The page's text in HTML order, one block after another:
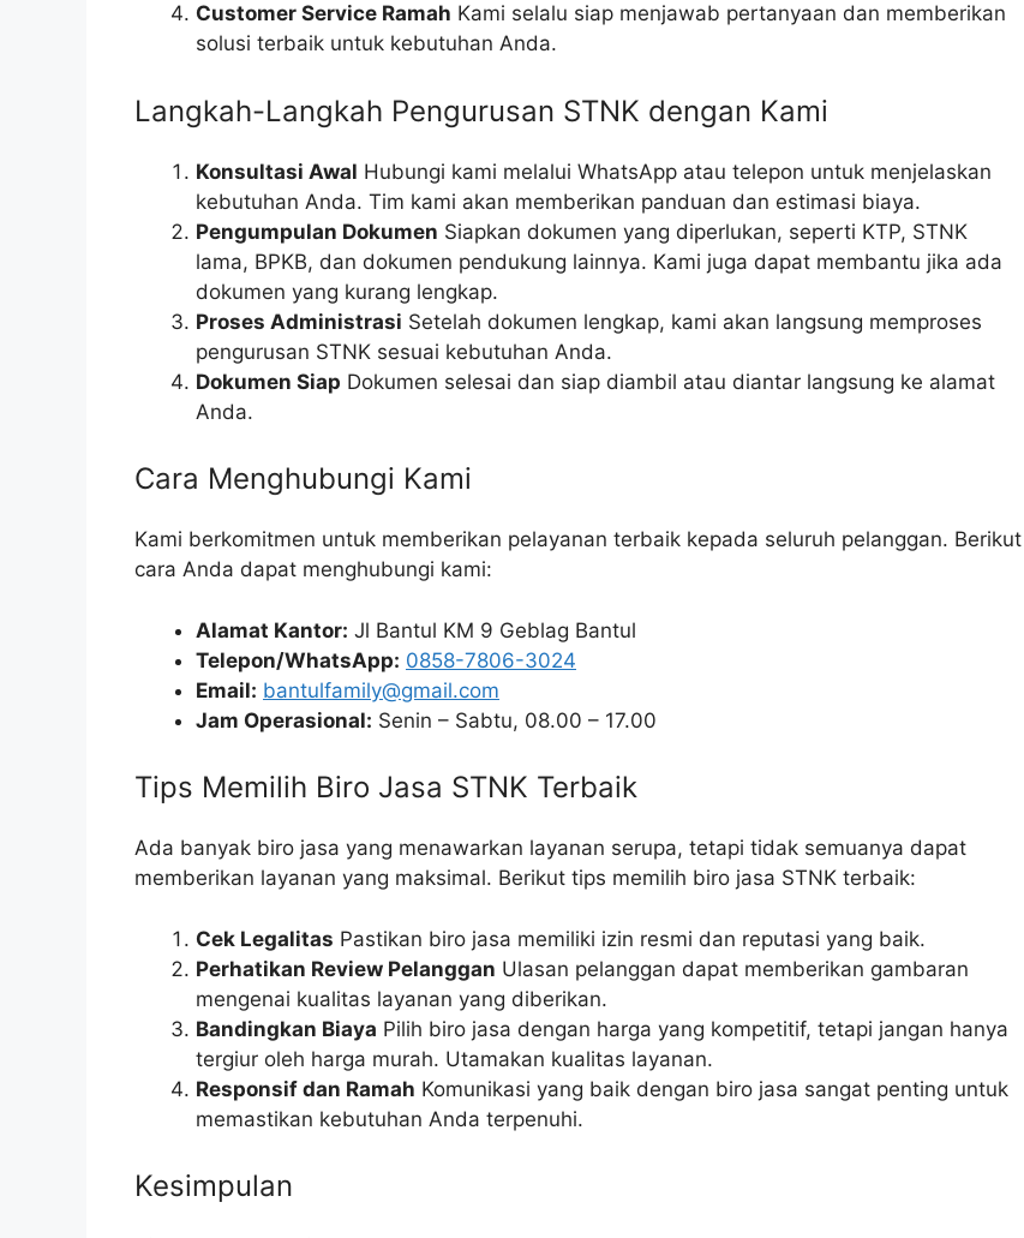
Customer Service Ramah Kami selalu siap menjawab pertanyaan dan memberikan
solusi terbaik untuk kebutuhan Anda.
Langkah-Langkah Pengurusan STNK dengan Kami
Konsultasi Awal Hubungi kami melalui WhatsApp atau telepon untuk menjelaskan
kebutuhan Anda. Tim kami akan memberikan panduan dan estimasi biaya.
Pengumpulan Dokumen Siapkan dokumen yang diperlukan, seperti KTP, STNK
lama, BPKB, dan dokumen pendukung lainnya. Kami juga dapat membantu jika ada
dokumen yang kurang lengkap.
Proses Administrasi Setelah dokumen lengkap, kami akan langsung memproses
pengurusan STNK sesuai kebutuhan Anda.
Dokumen Siap Dokumen selesai dan siap diambil atau diantar langsung ke alamat
Anda.
Cara Menghubungi Kami
Kami berkomitmen untuk memberikan pelayanan terbaik kepada seluruh pelanggan. Berikut
cara Anda dapat menghubungi kami:
Alamat Kantor: Jl Bantul KM 9 Geblag Bantul
Telepon/WhatsApp: 0858-7806-3024
Email: bantulfamily@gmail.com
Jam Operasional: Senin – Sabtu, 08.00 – 17.00
Tips Memilih Biro Jasa STNK Terbaik
Ada banyak biro jasa yang menawarkan layanan serupa, tetapi tidak semuanya dapat
memberikan layanan yang maksimal. Berikut tips memilih biro jasa STNK terbaik:
Cek Legalitas Pastikan biro jasa memiliki izin resmi dan reputasi yang baik.
Perhatikan Review Pelanggan Ulasan pelanggan dapat memberikan gambaran
mengenai kualitas layanan yang diberikan.
Bandingkan Biaya Pilih biro jasa dengan harga yang kompetitif, tetapi jangan hanya
tergiur oleh harga murah. Utamakan kualitas layanan.
Responsif dan Ramah Komunikasi yang baik dengan biro jasa sangat penting untuk
memastikan kebutuhan Anda terpenuhi.
Kesimpulan